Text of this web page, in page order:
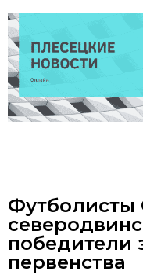
победители
первенства